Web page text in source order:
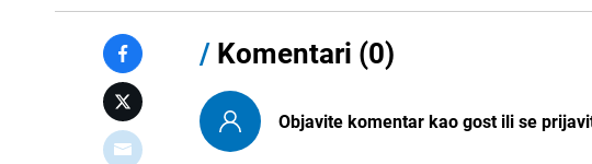
/ Komentari (0)
Objavite komentar kao gost ili se